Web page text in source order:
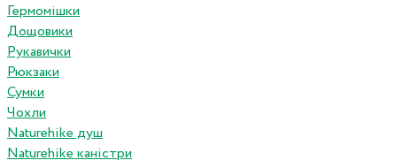
Гермомішки
Дощовики
Рукавички
Рюкзаки
Сумки
Чохли
Naturehike душ
Naturehike каністри